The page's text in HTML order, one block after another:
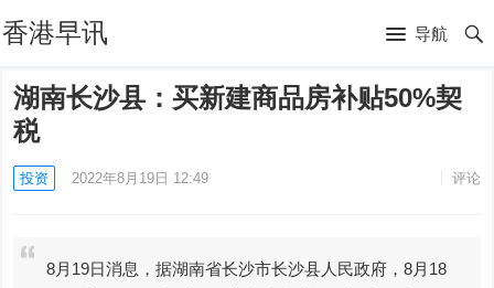
香港早讯 导航
湖南长沙县：买新建商品房补贴50%契
税
投资 2022年8月19日 12:49 评论
8月19日消息，据湖南省长沙市长沙县人民政府，8月18